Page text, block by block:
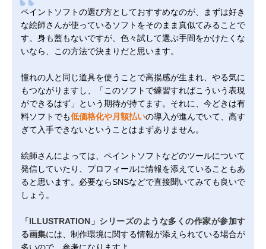
ペイントソフトの選び方としておすすめなのが、まずは好き
な絵師さんが使っているソフトをそのまま真似てみることで
す。身も蓋もないですが、色々試して選ぶ手間をかけたくな
いなら、この方法で決まりだと思います。
憧れの人と同じ道具を使うことで高揚感が生まれ、やる気に
もつながりますし、「このソフトで練習すればこういう表現
ができるはず」という期待が持てます。それに、今どきは有
料ソフトでも低価格化や月額払いの導入が進んでいて、高す
ぎて入手できないということはまずありません。
絵師さんによっては、ペイントソフトなどのツールについて
発信していたり、プロフィールに情報を添えていることもあ
ると思います。必要ならSNSなどで直接聞いてみても良いで
しょう。
「ILLUSTRATION」シリーズのような多くの作家が参加す
る画集には、制作環境に関する情報が添えられている場合が
多いので、参考になりますよ。